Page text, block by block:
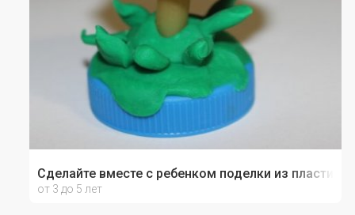
Сделайте вместе с ребенком поделки из
от 3 до 5 лет